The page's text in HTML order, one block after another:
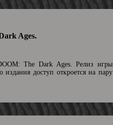
Ages.
The Dark Ages. Релиз игры
доступ откроется на пару